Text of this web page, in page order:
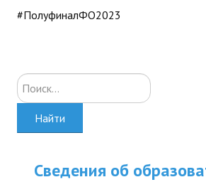
#ПолуфиналФО2023
Искать...
Найти
Сведения об